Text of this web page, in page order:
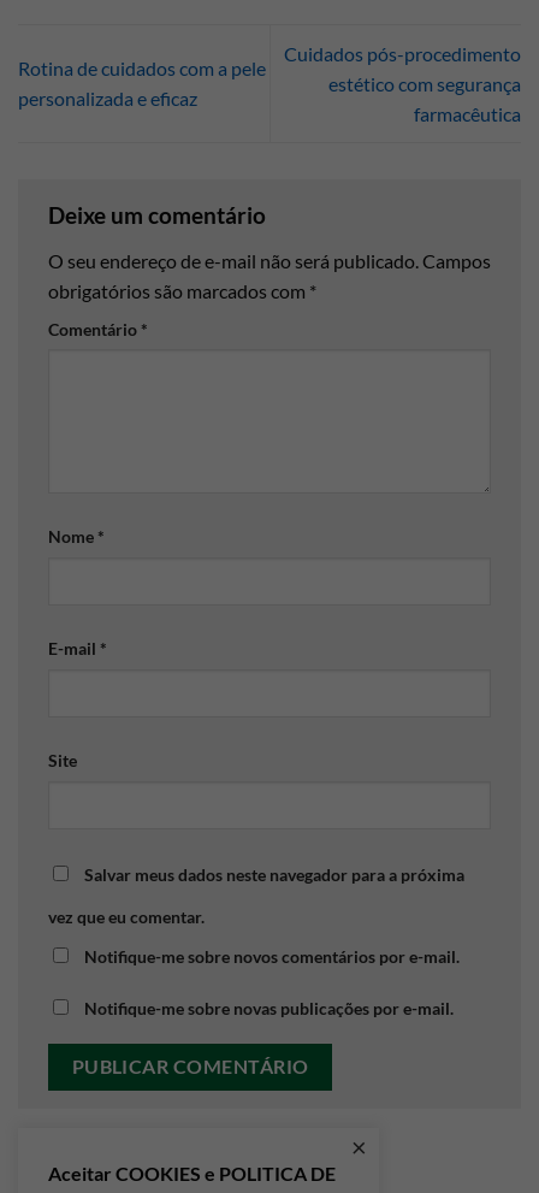
Rotina de cuidados com a pele
personalizada e eficaz
Cuidados pós-procedimento
estético com segurança
farmacêutica
Deixe um comentário
O seu endereço de e-mail não será publicado. Campos
obrigatórios são marcados com *
Comentário *
Nome *
E-mail *
Site
Salvar meus dados neste navegador para a próxima
vez que eu comentar.
Notifique-me sobre novos comentários por e-mail.
Notifique-me sobre novas publicações por e-mail.
Aceitar COOKIES e POLITICA DE
×